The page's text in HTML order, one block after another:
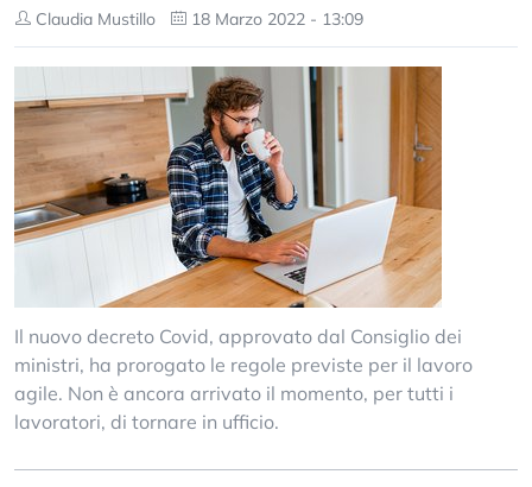
Claudia Mustillo 18 Marzo 2022 - 13:09
Il nuovo decreto Covid, approvato dal Consiglio dei
ministri, ha prorogato le regole previste per il lavoro
agile. Non è ancora arrivato il momento, per tutti i
lavoratori, di tornare in ufficio.